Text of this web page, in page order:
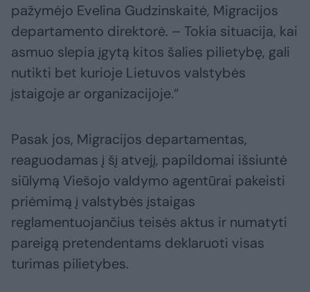
pažymėjo Evelina Gudzinskaitė, Migracijos
departamento direktorė. – Tokia situacija, kai
asmuo slepia įgytą kitos šalies pilietybę, gali
nutikti bet kurioje Lietuvos valstybės
įstaigoje ar organizacijoje.“
Pasak jos, Migracijos departamentas,
reaguodamas į šį atvejį, papildomai išsiuntė
siūlymą Viešojo valdymo agentūrai pakeisti
priėmimą į valstybės įstaigas
reglamentuojančius teisės aktus ir numatyti
pareigą pretendentams deklaruoti visas
turimas pilietybes.